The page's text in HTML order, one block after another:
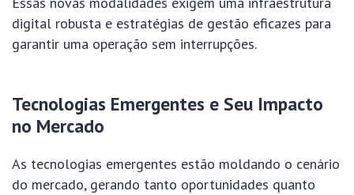
digital robusta e estratégias de gestão eficazes para
garantir uma operação sem interrupções.
Tecnologias Emergentes e Seu Impacto
no Mercado
As tecnologias emergentes estão moldando o cenário
do mercado, gerando tanto oportunidades quanto